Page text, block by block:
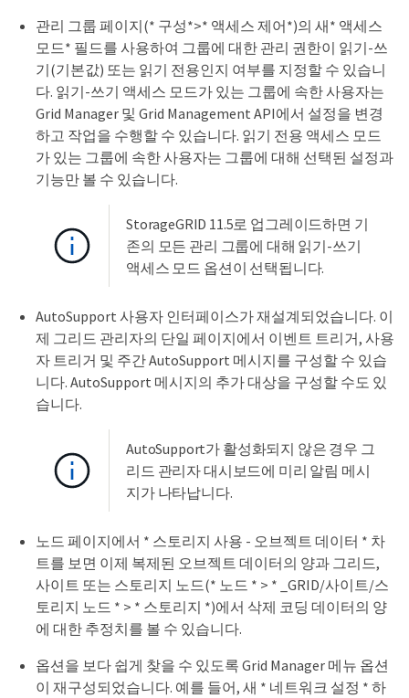
관리 그룹 페이지(* 구성*>* 액세스 제어*)의 새* 액세스
모드* 필드를 사용하여 그룹에 대한 관리 권한이 읽기-쓰
기(기본값) 또는 읽기 전용인지 여부를 지정할 수 있습니
다. 읽기-쓰기 액세스 모드가 있는 그룹에 속한 사용자는
Grid Manager 및 Grid Management API에서 설정을 변경
하고 작업을 수행할 수 있습니다. 읽기 전용 액세스 모드
가 있는 그룹에 속한 사용자는 그룹에 대해 선택된 설정과
기능만 볼 수 있습니다.
StorageGRID 11.5로 업그레이드하면 기
존의 모든 관리 그룹에 대해 읽기-쓰기
액세스 모드 옵션이 선택됩니다.
AutoSupport 사용자 인터페이스가 재설계되었습니다. 이
제 그리드 관리자의 단일 페이지에서 이벤트 트리거, 사용
자 트리거 및 주간 AutoSupport 메시지를 구성할 수 있습
니다. AutoSupport 메시지의 추가 대상을 구성할 수도 있
습니다.
AutoSupport가 활성화되지 않은 경우 그
리드 관리자 대시보드에 미리 알림 메시
지가 나타납니다.
노드 페이지에서 * 스토리지 사용 - 오브젝트 데이터 * 차
트를 보면 이제 복제된 오브젝트 데이터의 양과 그리드,
사이트 또는 스토리지 노드(* 노드 * > * _GRID/사이트/스
토리지 노드 * > * 스토리지 *)에서 삭제 코딩 데이터의 양
에 대한 추정치를 볼 수 있습니다.
옵션을 보다 쉽게 찾을 수 있도록 Grid Manager 메뉴 옵션
이 재구성되었습니다. 예를 들어, 새 * 네트워크 설정 * 하